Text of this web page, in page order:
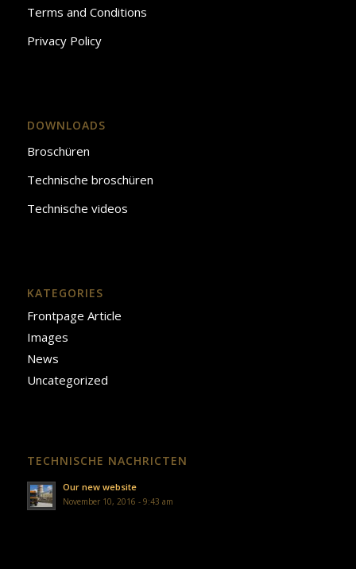
Terms and Conditions
Privacy Policy
DOWNLOADS
Broschüren
Technische broschüren
Technische videos
KATEGORIES
Frontpage Article
Images
News
Uncategorized
TECHNISCHE NACHRICTEN
Our new website
November 10, 2016 - 9:43 am